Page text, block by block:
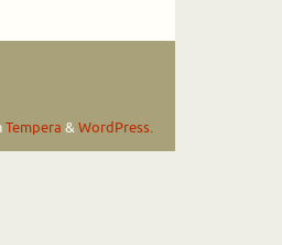
Tempera &WordPress.